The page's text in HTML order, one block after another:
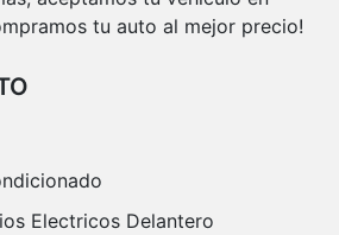
tu auto al mejor precio!
Electricos Delantero